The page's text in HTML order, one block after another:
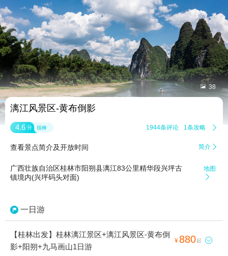
 38
漓江风景区-黄布倒影
4.6 分 很棒 1944条评论 1条攻略 
查看景点简介及开放时间 简介 
广西壮族自治区桂林市阳朔县漓江83公里精华段兴坪古
镇境内(兴坪码头对面)
地图

一日游
【桂林出发】桂林漓江景区+漓江风景区-黄布倒
影+阳朔+九马画山1日游
¥ 880起 
